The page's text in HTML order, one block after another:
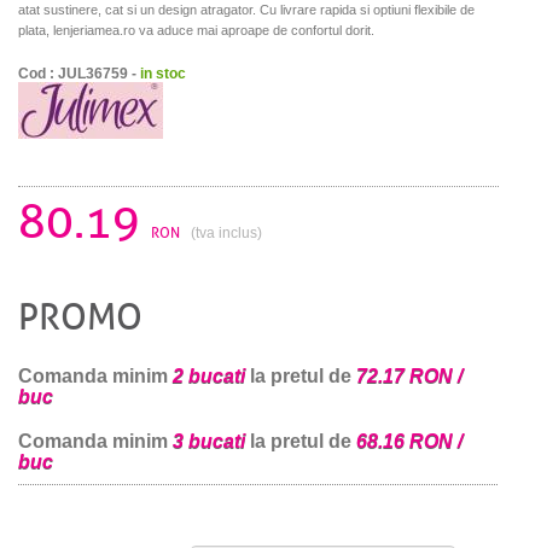
atat sustinere, cat si un design atragator. Cu livrare rapida si optiuni flexibile de
plata, lenjeriamea.ro va aduce mai aproape de confortul dorit.
Cod : JUL36759 - in stoc
80.19 RON (tva inclus)
PROMO
Comanda minim 2 bucatila pretul de 72.17 RON /
buc
Comanda minim 3 bucatila pretul de 68.16 RON /
buc